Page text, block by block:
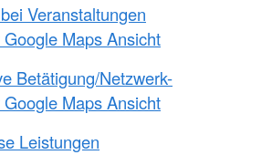
Veranstaltungen
Maps Ansicht
Betätigung/Netzwerk-
Maps Ansicht
Leistungen